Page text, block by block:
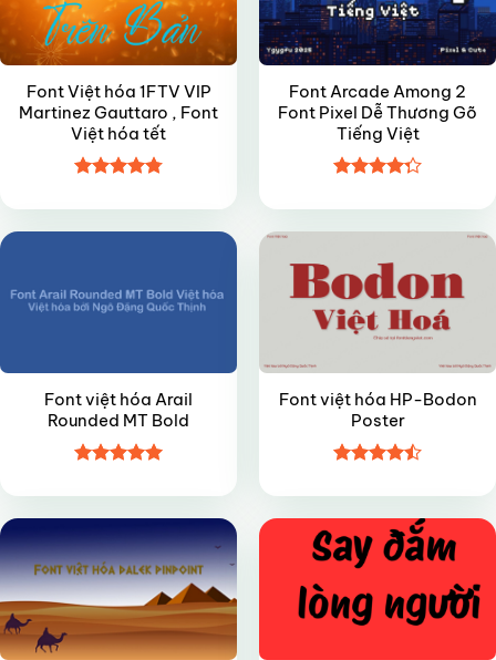
Font Việt hóa 1FTV VIP
Martinez Gauttaro , Font
Việt hóa tết
hạng4.85
Font Arcade Among 2
Font Pixel Dễ Thương Gõ
Tiếng Việt
hạng4.27
Font việt hóa Arail
Rounded MT Bold
hạng55
Font việt hóa HP-Bodon
Poster
hạng4.45